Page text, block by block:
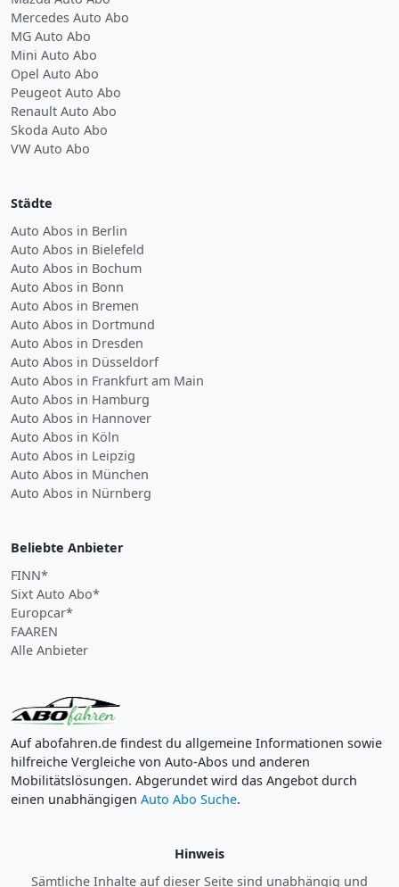
Mercedes Auto Abo
MG Auto Abo
Mini Auto Abo
Opel Auto Abo
Peugeot Auto Abo
Renault Auto Abo
Skoda Auto Abo
VW Auto Abo
Städte
Auto Abos in Berlin
Auto Abos in Bielefeld
Auto Abos in Bochum
Auto Abos in Bonn
Auto Abos in Bremen
Auto Abos in Dortmund
Auto Abos in Dresden
Auto Abos in Düsseldorf
Auto Abos in Frankfurt am Main
Auto Abos in Hamburg
Auto Abos in Hannover
Auto Abos in Köln
Auto Abos in Leipzig
Auto Abos in München
Auto Abos in Nürnberg
Beliebte Anbieter
FINN*
Sixt Auto Abo*
Europcar*
FAAREN
Alle Anbieter
Auf abofahren.de findest du allgemeine Informationen sowie
hilfreiche Vergleiche von Auto-Abos und anderen
Mobilitätslösungen. Abgerundet wird das Angebot durch
einen unabhängigen Auto Abo Suche.
Hinweis
Sämtliche Inhalte auf dieser Seite sind unabhängig und